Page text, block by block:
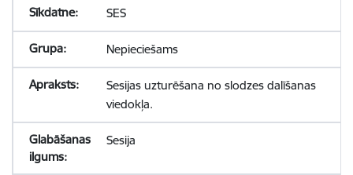
SES
Nepieciešams
Sesijas uzturēšana no slodzes dalīšanas
viedokļa.
Sesija